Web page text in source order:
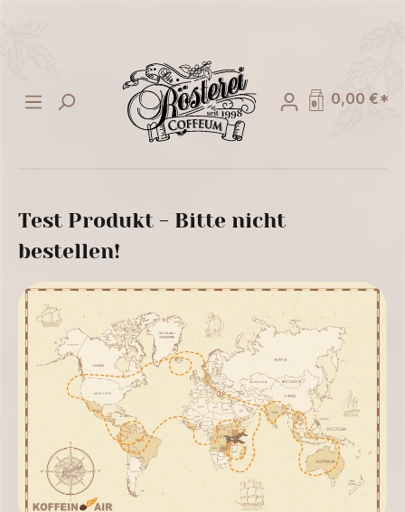
0,00 €*
Test Produkt - Bitte nicht
bestellen!